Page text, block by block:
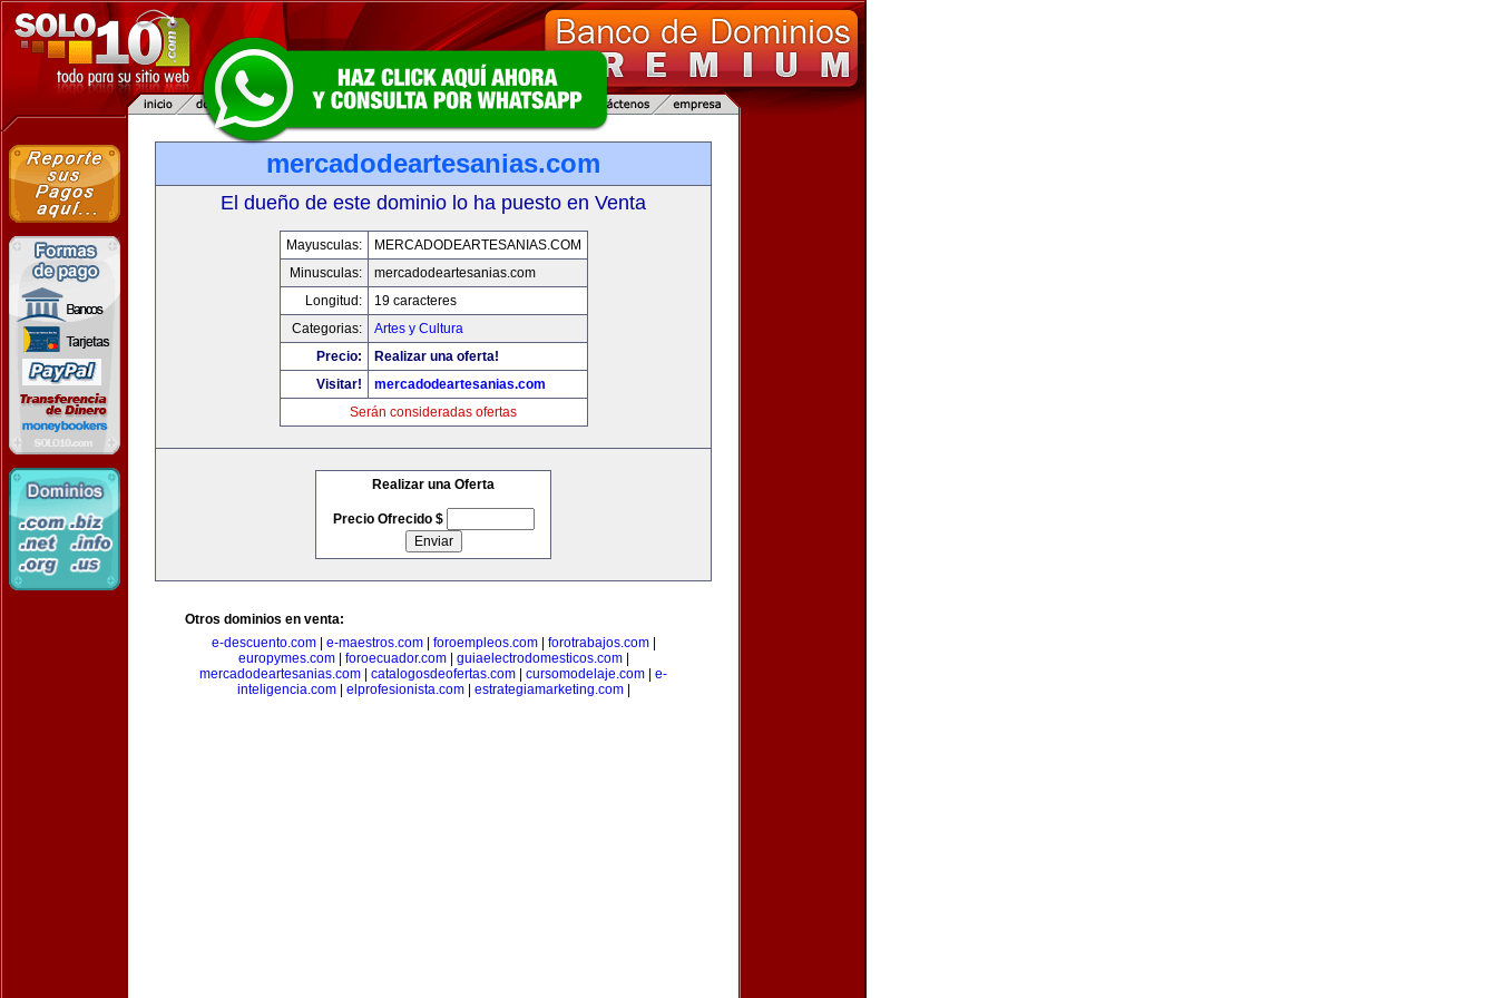
mercadodeartesanias.com
El dueño de este dominio lo ha puesto en Venta
Mayusculas:
MERCADODEARTESANIAS.COM
Minusculas:
mercadodeartesanias.com
Longitud:
19 caracteres
Categorias:
Artes y Cultura
Precio:
Realizar una oferta!
Visitar!
mercadodeartesanias.com
Serán consideradas ofertas
Realizar una Oferta
Precio Ofrecido $
Otros dominios en venta:
e-descuento.com| e-maestros.com| foroempleos.com| forotrabajos.com|
europymes.com| foroecuador.com| guiaelectrodomesticos.com|
mercadodeartesanias.com
catalogosdeofertas.com cursomodelaje.com
e-
inteligencia.com| elprofesionista.com| estrategiamarketing.com|